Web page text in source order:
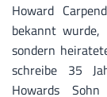
Howard
bekannt
sondern
schreibe 35
Howards